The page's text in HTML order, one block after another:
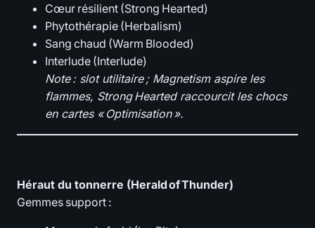
Cœur résilient (Strong Hearted)
Phytothérapie (Herbalism)
Sang chaud (Warm Blooded)
Interlude (Interlude)
Note : slot utilitaire ; Magnetism aspire les
flammes, Strong Hearted raccourcit les chocs
en cartes « Optimisation ».
Héraut du tonnerre (Herald of Thunder)
Gemmes support :